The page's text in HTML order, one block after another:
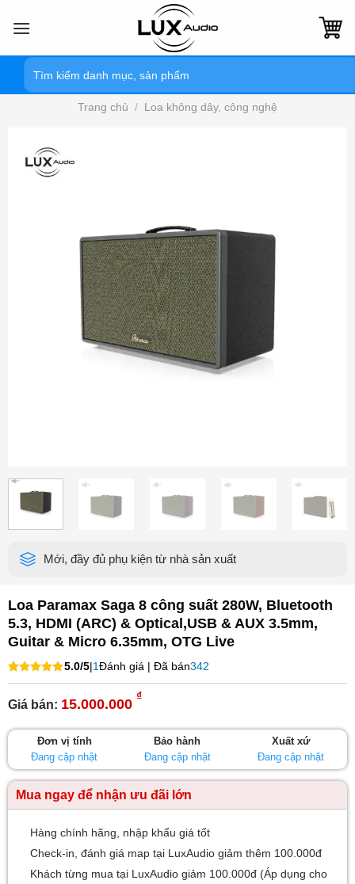
qua
Tìm
kiếm:
Trang chủ / Loa không dây, công nghệ
Mới, đầy đủ phụ kiện từ nhà sản xuất
Loa Paramax Saga 8 công suất 280W, Bluetooth
5.3, HDMI (ARC) & Optical,USB & AUX 3.5mm,
Guitar & Micro 6.35mm, OTG Live
5.00trên 5
1
đánh giá
5.0/5|1Đánh giá | Đã bán342
Giá bán: 15.000.000
₫
Đơn vị tính
Đang cập nhật
Bảo hành
Đang cập nhật
Xuất xứ
Đang cập nhật
Mua ngay để nhận ưu đãi lớn
Hàng chính hãng, nhập khẩu giá tốt
Check-in, đánh giá map tại LuxAudio giảm thêm 100.000đ
Khách từng mua tại LuxAudio giảm 100.000đ (Áp dụng cho